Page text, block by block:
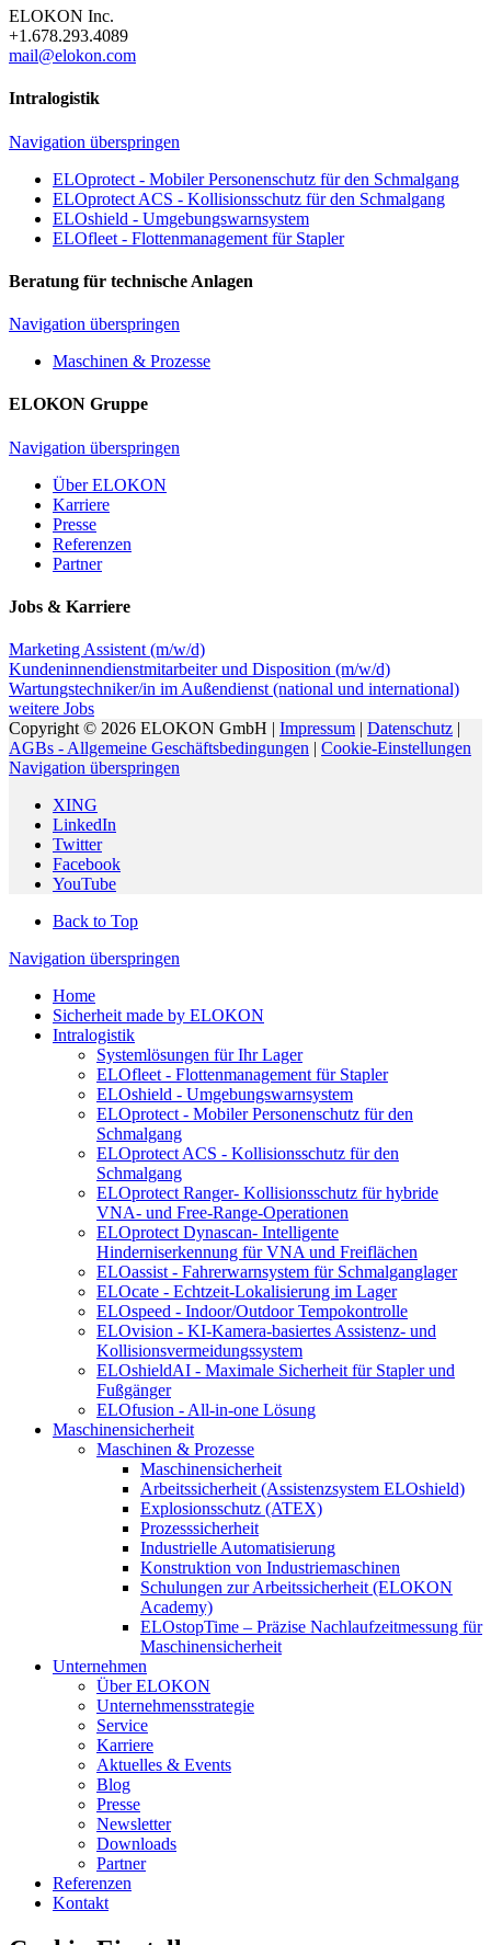
ELOKON Inc.
+1.678.293.4089
mail@elokon.com
Intralogistik
Navigation überspringen
ELOprotect - Mobiler Personenschutz für den Schmalgang
ELOprotect ACS - Kollisionsschutz für den Schmalgang
ELOshield - Umgebungswarnsystem
ELOfleet - Flottenmanagement für Stapler
Beratung für technische Anlagen
Navigation überspringen
Maschinen & Prozesse
ELOKON Gruppe
Navigation überspringen
Über ELOKON
Karriere
Presse
Referenzen
Partner
Jobs & Karriere
Marketing Assistent (m/w/d)
Kundeninnendienstmitarbeiter und Disposition (m/w/d)
Wartungstechniker/in im Außendienst (national und international)
weitere Jobs
Copyright © 2026 ELOKON GmbH | Impressum | Datenschutz |
AGBs - Allgemeine Geschäftsbedingungen | Cookie-Einstellungen
Navigation überspringen
XING
LinkedIn
Twitter
Facebook
YouTube
Back to Top
Navigation überspringen
Home
Sicherheit made by ELOKON
Intralogistik
Systemlösungen für Ihr Lager
ELOfleet - Flottenmanagement für Stapler
ELOshield - Umgebungswarnsystem
ELOprotect - Mobiler Personenschutz für den
Schmalgang
ELOprotect ACS - Kollisionsschutz für den
Schmalgang
ELOprotect Ranger- Kollisionsschutz für hybride
VNA- und Free-Range-Operationen
ELOprotect Dynascan- Intelligente
Hinderniserkennung für VNA und Freiflächen
ELOassist - Fahrerwarnsystem für Schmalganglager
ELOcate - Echtzeit-Lokalisierung im Lager
ELOspeed - Indoor/Outdoor Tempokontrolle
ELOvision - KI-Kamera-basiertes Assistenz- und
Kollisionsvermeidungssystem
ELOshieldAI - Maximale Sicherheit für Stapler und
Fußgänger
ELOfusion - All-in-one Lösung
Maschinensicherheit
Maschinen & Prozesse
Maschinensicherheit
Arbeitssicherheit (Assistenzsystem ELOshield)
Explosionsschutz (ATEX)
Prozesssicherheit
Industrielle Automatisierung
Konstruktion von Industriemaschinen
Schulungen zur Arbeitssicherheit (ELOKON
Academy)
ELOstopTime – Präzise Nachlaufzeitmessung für
Maschinensicherheit
Unternehmen
Über ELOKON
Unternehmensstrategie
Service
Karriere
Aktuelles & Events
Blog
Presse
Newsletter
Downloads
Partner
Referenzen
Kontakt